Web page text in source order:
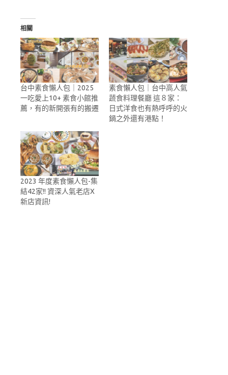
相關
台中素食懶人包｜2025
一吃愛上10+ 素食小館推
薦，有的新開張有的搬遷
素食懶人包｜台中高人氣
蔬食料理餐廳 這８家：
日式洋食也有熱呼呼的火
鍋之外還有港點！
2023 年度素食懶人包-集
結42家!! 資深人氣老店X
新店資訊!